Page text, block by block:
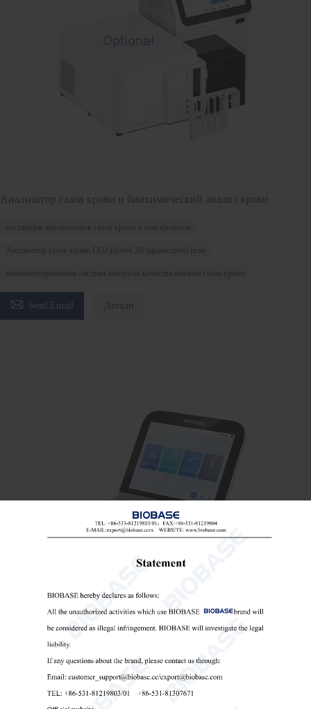
Анализатор газов крови и биохимический анализ крови
поставщик анализаторов газов крови и электролитов
Анализатор газов крови CO2 (более 20 параметров) цена
автоматизированная система контроля качества анализа газов крови
 Send Email Детали
Портативный анализатор газов крови и биохимических
показателей крови.